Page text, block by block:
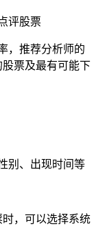
评股票
，推荐分析师的
票及最有可能下
别、出现时间等
，可以选择系统